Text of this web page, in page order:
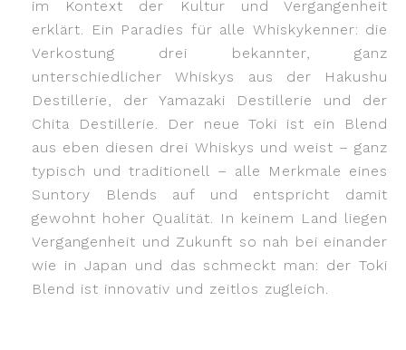
im Kontext der Kultur und Vergangenheit
erklärt. Ein Paradies für alle Whiskykenner: die
Verkostung drei bekannter, ganz
unterschiedlicher Whiskys aus der Hakushu
Destillerie, der Yamazaki Destillerie und der
Chita Destillerie. Der neue Toki ist ein Blend
aus eben diesen drei Whiskys und weist – ganz
typisch und traditionell – alle Merkmale eines
Suntory Blends auf und entspricht damit
gewohnt hoher Qualität. In keinem Land liegen
Vergangenheit und Zukunft so nah bei einander
wie in Japan und das schmeckt man: der Toki
Blend ist innovativ und zeitlos zugleich.